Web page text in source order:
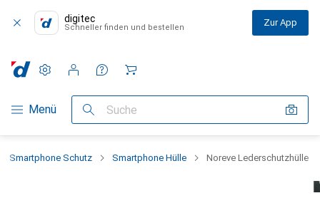
digitec
Schneller finden und bestellen Zur App
Navigation nach Kategorien
Menü Suche
Einstellungen
Kundenkonto
Vergleichslisten
Merklisten
Warenkorb
Smartphone Schutz Smartphone Hülle Noreve Lederschutzhülle